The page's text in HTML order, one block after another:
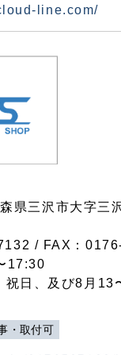
line.com/
県三沢市大字三
/ FAX：
17:30
祝日、及び8月13
・取付可